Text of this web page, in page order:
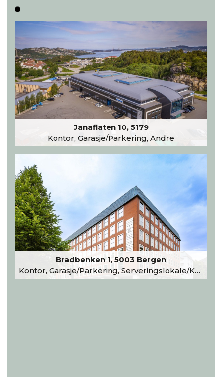
Janaflaten 10, 5179
Kontor, Garasje/Parkering, Andre
Bradbenken 1, 5003 Bergen
Kontor, Garasje/Parkering, Serveringslokale/Kantine, Undervisning/Arrangement